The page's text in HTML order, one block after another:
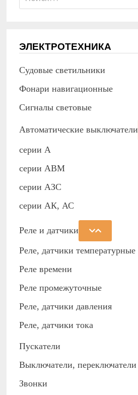
ЭЛЕКТРОТЕХНИКА
Судовые светильники
Фонари навигационные
Сигналы световые
Автоматические выключатели
серии А
серии АВМ
cерии АЗС
серии АК, АС
Реле и датчики
Реле, датчики температурные
Реле времени
Реле промежуточные
Реле, датчики давления
Реле, датчики тока
Пускатели
Выключатели, переключатели
Звонки